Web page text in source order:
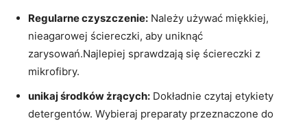
Regularne⁣ czyszczenie: Należy używać miękkiej,
nieagarowej ściereczki,⁢ aby‌ uniknąć
⁤zarysowań.Najlepiej sprawdzają się ‍ściereczki z
⁢mikrofibry.
unikaj ‌środków⁣ żrących: Dokładnie⁢ czytaj‍ etykiety
detergentów. Wybieraj preparaty przeznaczone do